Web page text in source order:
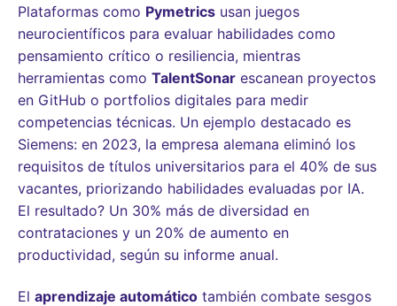
Plataformas como Pymetrics usan juegos
neurocientíficos para evaluar habilidades como
pensamiento crítico o resiliencia, mientras
herramientas como TalentSonar escanean proyectos
en GitHub o portfolios digitales para medir
competencias técnicas. Un ejemplo destacado es
Siemens: en 2023, la empresa alemana eliminó los
requisitos de títulos universitarios para el 40% de sus
vacantes, priorizando habilidades evaluadas por IA.
El resultado? Un 30% más de diversidad en
contrataciones y un 20% de aumento en
productividad, según su informe anual.
El aprendizaje automático también combate sesgos